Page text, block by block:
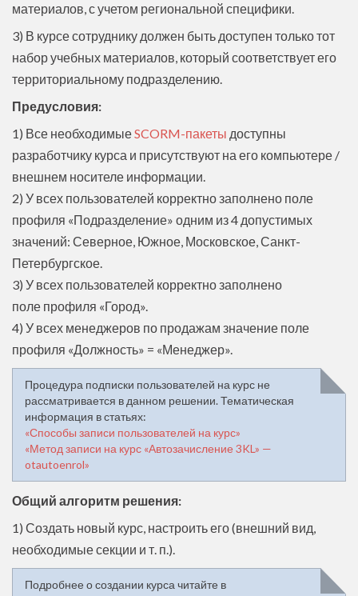
материалов, с учетом региональной специфики.
3) В курсе сотруднику должен быть доступен только тот
набор учебных материалов, который соответствует его
территориальному подразделению.
Предусловия:
1) Все необходимыеSCORM-пакеты доступны
разработчику курса и присутствуют на его компьютере /
внешнем носителе информации.
2) У всех пользователей корректно заполнено поле
профиля «Подразделение» одним из 4 допустимых
значений: Северное, Южное, Московское, Санкт-
Петербургское.
3) У всех пользователей корректно заполнено
поле профиля «Город».
4) У всех менеджеров по продажам значение поле
профиля «Должность» = «Менеджер».
Процедура подписки пользователей на курс не
рассматривается в данном решении. Тематическая
информация в статьях:
«Способы записи пользователей на курс»
«Метод записи на курс «Автозачисление 3KL» —
otautoenrol»
Общий алгоритм решения:
1) Создать новый курс, настроить его (внешний вид,
необходимые секции и т. п.).
Подробнее о создании курса читайте в